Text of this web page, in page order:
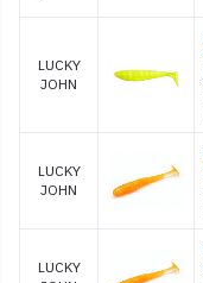
LUCKY
JOHN
LUCKY
JOHN
LUCKY